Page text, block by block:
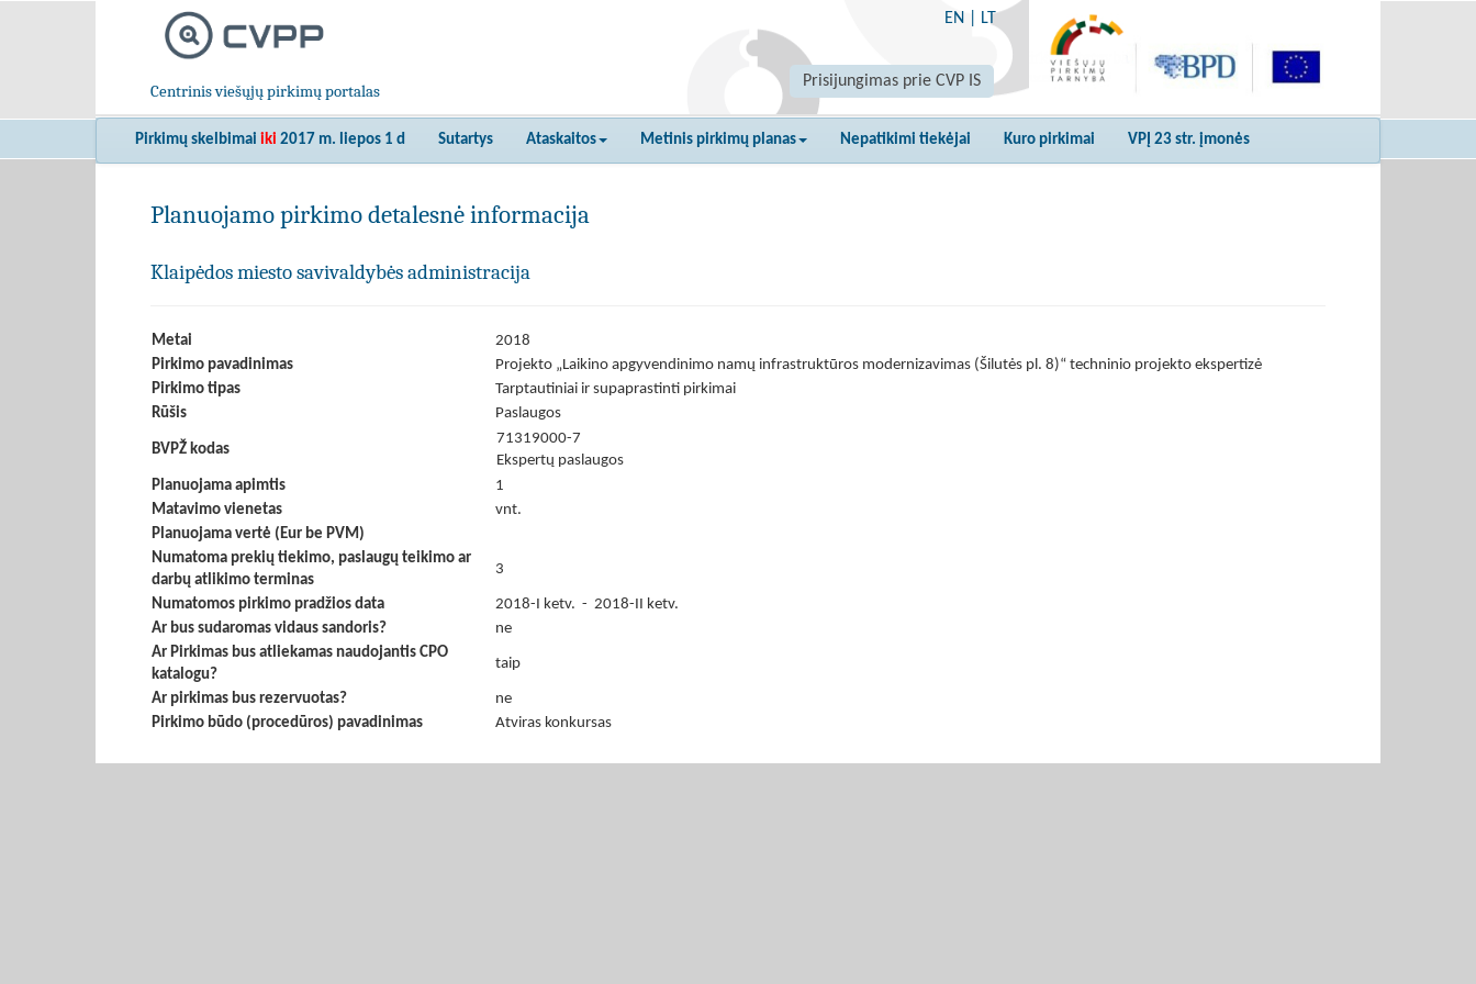
Centrinis viešųjų pirkimų portalas
EN LT
Prisijungimas prie CVP IS
Pirkimų skelbimai iki 2017 m. liepos 1 d Sutartys Ataskaitos Metinis pirkimų planas Nepatikimi tiekėjai Kuro pirkimai VPĮ 23 str. įmonės
Planuojamo pirkimo detalesnė informacija
Klaipėdos miesto savivaldybės administracija
Metai
2018
Pirkimo pavadinimas
Projekto „Laikino apgyvendinimo namų infrastruktūros modernizavimas (Šilutės pl. 8)“ techninio projekto ekspertizė
Pirkimo tipas
Tarptautiniai ir supaprastinti pirkimai
Rūšis
Paslaugos
BVPŽ kodas
71319000-7
Ekspertų paslaugos
Planuojama apimtis
1
Matavimo vienetas
vnt.
Planuojama vertė (Eur be PVM)
Numatoma prekių tiekimo, paslaugų teikimo ar
darbų atlikimo terminas
3
Numatomos pirkimo pradžios data
2018-I ketv. - 2018-II ketv.
Ar bus sudaromas vidaus sandoris?
ne
Ar Pirkimas bus atliekamas naudojantis CPO
katalogu?
taip
Ar pirkimas bus rezervuotas?
ne
Pirkimo būdo (procedūros) pavadinimas
Atviras konkursas